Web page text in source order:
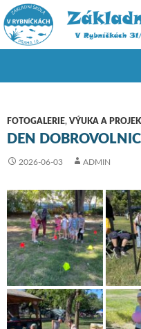
FOTOGALERIE, VÝUKA A
DEN
2026-06-03 ADMIN